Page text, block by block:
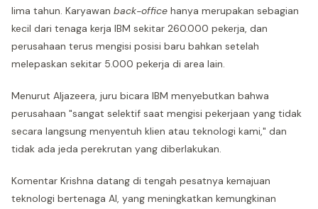
lima tahun. Karyawan back-office hanya merupakan sebagian
kecil dari tenaga kerja IBM sekitar 260.000 pekerja, dan
perusahaan terus mengisi posisi baru bahkan setelah
melepaskan sekitar 5.000 pekerja di area lain.
Menurut Aljazeera, juru bicara IBM menyebutkan bahwa
perusahaan "sangat selektif saat mengisi pekerjaan yang tidak
secara langsung menyentuh klien atau teknologi kami," dan
tidak ada jeda perekrutan yang diberlakukan.
Komentar Krishna datang di tengah pesatnya kemajuan
teknologi bertenaga AI, yang meningkatkan kemungkinan